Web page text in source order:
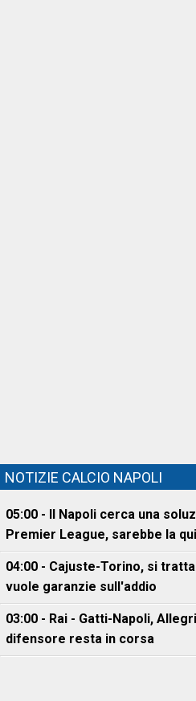
NOTIZIE CALCIO NAPOLI
05:00 - Il Napoli cerca una
Premier League, sarebbe la
04:00 - Cajuste-Torino, si
vuole garanzie sull'addio
03:00 - Rai - Gatti-Napoli,
difensore resta in corsa